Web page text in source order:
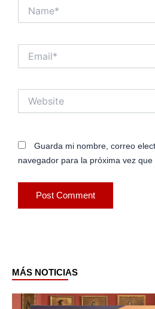
Guarda mi nombre, correo
navegador para la próxima vez que
MÁS NOTICIAS
PagePagePagePage